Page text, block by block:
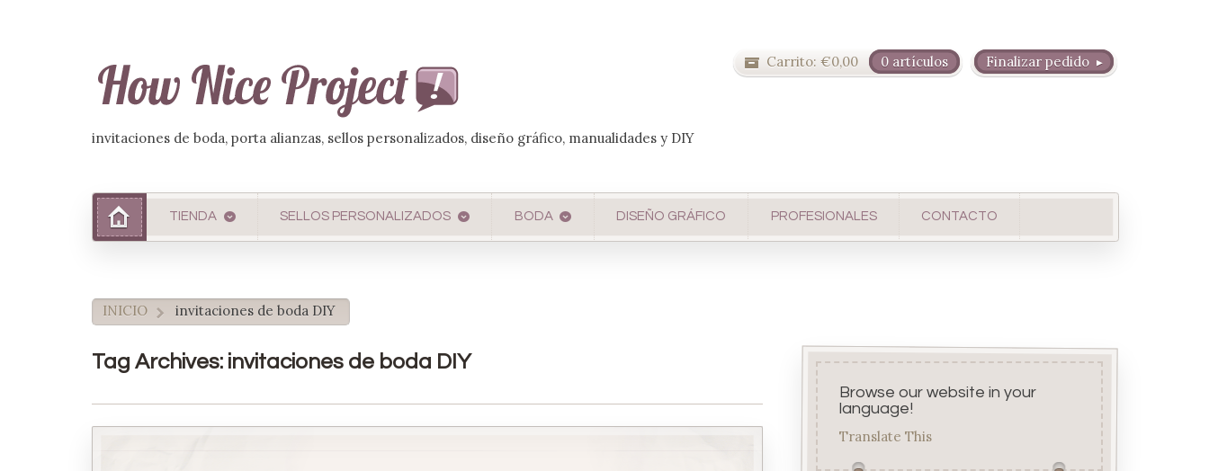
invitaciones de boda, porta alianzas, sellos personalizados, diseño gráfico, manualidades y DIY
Finalizar pedido
Carrito: €0,00 0 artículos
TIENDA SELLOS PERSONALIZADOS BODA DISEÑO GRÁFICO PROFESIONALES CONTACTO
INICIO > invitaciones de boda DIY
Tag Archives: invitaciones de boda DIY
Browse our website in your
language!
Translate This